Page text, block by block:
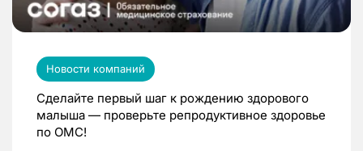
Новости компаний
Сделайте первый шаг к рождению здорового
малыша — проверьте репродуктивное здоровье
по ОМС!